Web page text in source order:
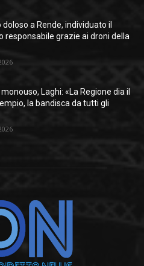
doloso a Rende, individuato il
responsabile grazie ai droni della
Laghi: «La Regione dia il
la bandisca da tutti gli